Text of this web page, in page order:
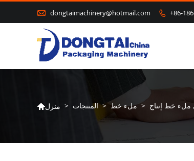
 dongtaimachinery@hotmail.com  +86-
منزل > المنتجات > ملء خط > ملء خط إنتاج